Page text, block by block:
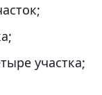
участка;